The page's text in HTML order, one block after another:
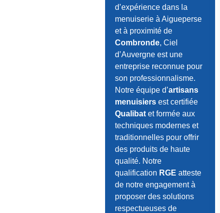
d’expérience dans la
menuiserie à Aigueperse
et à proximité de
Combronde, Ciel
d’Auvergne est une
entreprise reconnue pour
son professionnalisme.
Notre équipe d’artisans
menuisiersest certifiée
Qualibatet formée aux
techniques modernes et
traditionnelles pour offrir
des produits de haute
qualité. Notre
qualification RGE atteste
de notre engagement à
proposer des solutions
respectueuses de